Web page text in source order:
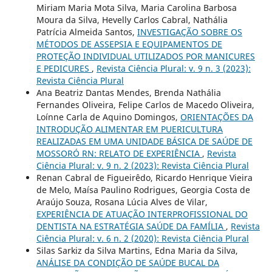
Miriam Maria Mota Silva, Maria Carolina Barbosa
Moura da Silva, Hevelly Carlos Cabral, Nathália
Patrícia Almeida Santos, INVESTIGAÇÃO SOBRE OS
MÉTODOS DE ASSEPSIA E EQUIPAMENTOS DE
PROTEÇÃO INDIVIDUAL UTILIZADOS POR MANICURES
E PEDICURES , Revista Ciência Plural: v. 9 n. 3 (2023):
Revista Ciência Plural
Ana Beatriz Dantas Mendes, Brenda Nathália
Fernandes Oliveira, Felipe Carlos de Macedo Oliveira,
Loínne Carla de Aquino Domingos, ORIENTAÇÕES DA
INTRODUÇÃO ALIMENTAR EM PUERICULTURA
REALIZADAS EM UMA UNIDADE BÁSICA DE SAÚDE DE
MOSSORÓ RN: RELATO DE EXPERIÊNCIA , Revista
Ciência Plural: v. 9 n. 2 (2023): Revista Ciência Plural
Renan Cabral de Figueirêdo, Ricardo Henrique Vieira
de Melo, Maísa Paulino Rodrigues, Georgia Costa de
Araújo Souza, Rosana Lúcia Alves de Vilar,
EXPERIÊNCIA DE ATUAÇÃO INTERPROFISSIONAL DO
DENTISTA NA ESTRATÉGIA SAÚDE DA FAMÍLIA , Revista
Ciência Plural: v. 6 n. 2 (2020): Revista Ciência Plural
Silas Sarkiz da Silva Martins, Edna Maria da Silva,
ANÁLISE DA CONDIÇÃO DE SAÚDE BUCAL DA